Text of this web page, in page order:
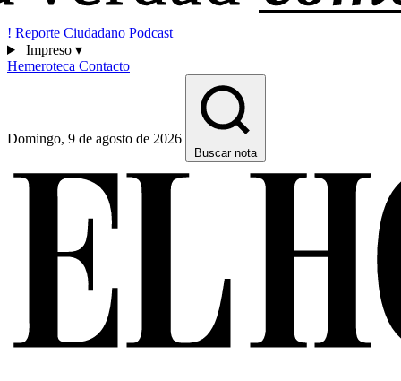
! Reporte Ciudadano Podcast
Impreso ▾
Hemeroteca Contacto
Domingo, 9 de agosto de 2026
Buscar nota